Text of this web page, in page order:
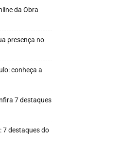
da Obra
presença no
conheça a
7 destaques
7 destaques do